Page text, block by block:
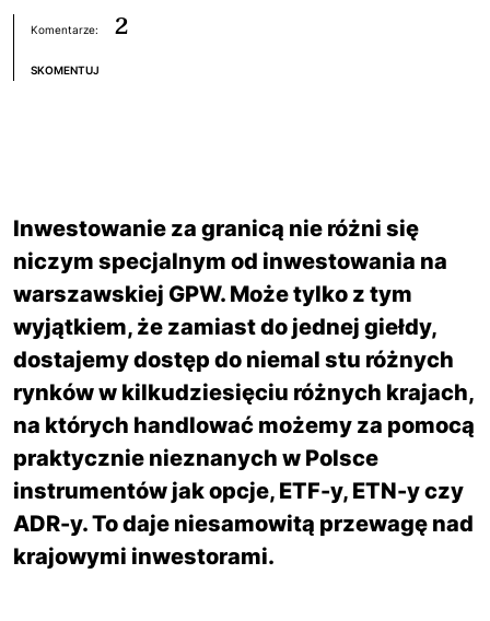
Komentarze: 2
SKOMENTUJ
Inwestowanie za granicą nie różni się
niczym specjalnym od inwestowania na
warszawskiej GPW. Może tylko z tym
wyjątkiem, że zamiast do jednej giełdy,
dostajemy dostęp do niemal stu różnych
rynków w kilkudziesięciu różnych krajach,
na których handlować możemy za pomocą
praktycznie nieznanych w Polsce
instrumentów jak opcje, ETF-y, ETN-y czy
ADR-y. To daje niesamowitą przewagę nad
krajowymi inwestorami.